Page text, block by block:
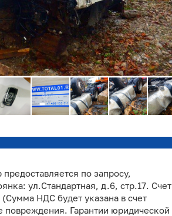
по запросу,
ул.Стандартная, д.6, стр.17. Счет
НДС будет указана в счет
Гарантии юридической